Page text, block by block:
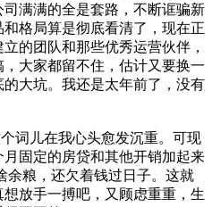
满满的全是套路，不断诓骗新
格局算是彻底看清了，现在正
的团队和那些优秀运营伙伴，
大家都留不住，估计又要换一
大坑。我还是太年前了，没有
儿在我心头愈发沉重。可现
固定的房贷和其他开销加起来
余粮，还欠着钱过日子。这就
放手一搏吧，又顾虑重重，生